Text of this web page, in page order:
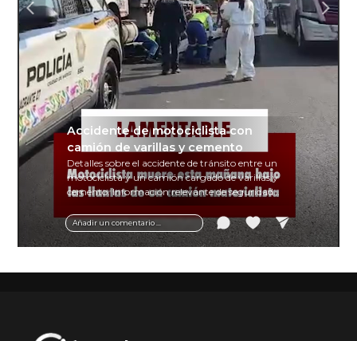
Añadir un comentario ...
Accidente de motociclista con
camión de varillas y cemento
Detalles sobre el accidente de tránsito entre un
motociclista y un camión cargado de varillas y
cemento. Información relevante de seguridad
vial y recomendaciones para motociclistas.